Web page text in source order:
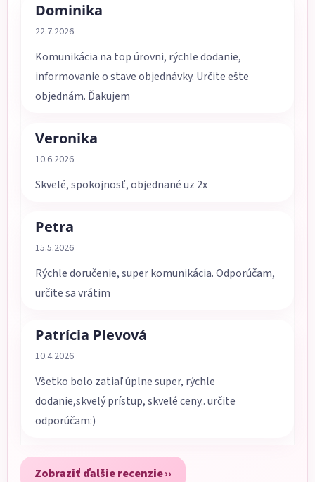
Dominika
Hodnotenie obchodu je 5 z 5 hviezdičiek.
22.7.2026
Komunikácia na top úrovni, rýchle dodanie,
informovanie o stave objednávky. Určite ešte
objednám. Ďakujem
Veronika
Hodnotenie obchodu je 5 z 5 hviezdičiek.
10.6.2026
Skvelé, spokojnosť, objednané uz 2x
Petra
Hodnotenie obchodu je 5 z 5 hviezdičiek.
15.5.2026
Rýchle doručenie, super komunikácia. Odporúčam,
určite sa vrátim
Patrícia Plevová
Hodnotenie obchodu je 5 z 5 hviezdičiek.
10.4.2026
Všetko bolo zatiaľ úplne super, rýchle
dodanie,skvelý prístup, skvelé ceny.. určite
odporúčam:)
Zobraziť ďalšie recenzie